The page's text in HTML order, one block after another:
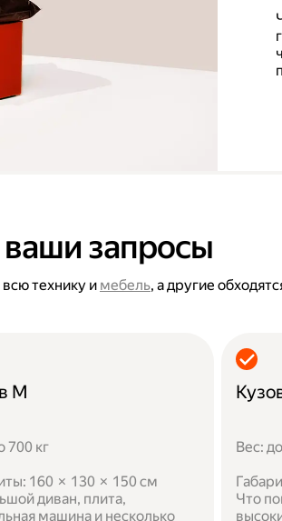
запросы
технику и мебель, а другие
M
700 кг
160 × 130 × 150 см
диван, плита,
машина и несколько
Вес:
Что